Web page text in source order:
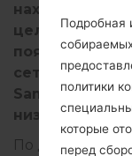
находится на
целей, и
появиться в
сети 5G в
Samsung LTE-
низкой ценой.
По данным
Подробная
политики
которые
перед